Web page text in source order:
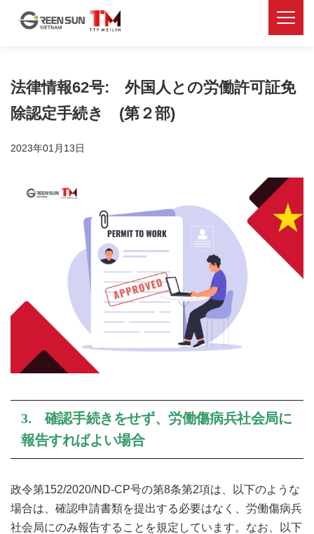
法律情報62号: 外国人との労働許可証免
除認定手続き (第２部)
2023年01月13日
3. 確認手続きをせず、労働傷病兵社会局に
報告すればよい場合
政令第152/2020/ND-CP号の第8条第2項は、以下のような
場合は、確認申請書類を提出する必要はなく、労働傷病兵
社会局にのみ報告することを規定しています。なお、以下